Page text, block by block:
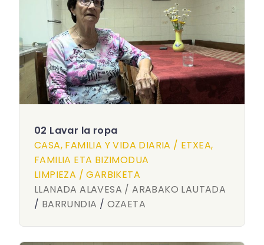
02 Lavar la ropa
CASA, FAMILIA Y VIDA DIARIA / ETXEA,
FAMILIA ETA BIZIMODUA
LIMPIEZA / GARBIKETA
LLANADA ALAVESA / ARABAKO LAUTADA
/ BARRUNDIA / OZAETA